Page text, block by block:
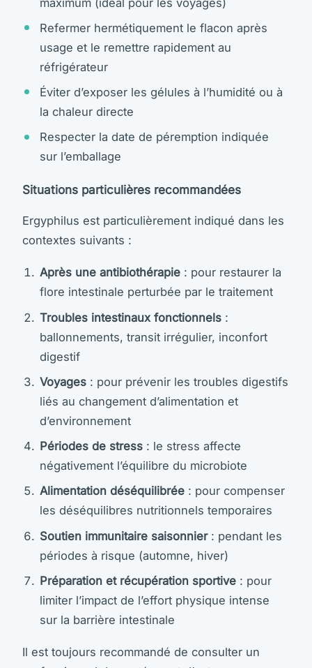
Refermer hermétiquement le flacon après
usage et le remettre rapidement au
réfrigérateur
Éviter d’exposer les gélules à l’humidité ou à
la chaleur directe
Respecter la date de péremption indiquée
sur l’emballage
Situations particulières recommandées
Ergyphilus est particulièrement indiqué dans les
contextes suivants :
Après une antibiothérapie : pour restaurer la
flore intestinale perturbée par le traitement
Troubles intestinaux fonctionnels :
ballonnements, transit irrégulier, inconfort
digestif
Voyages : pour prévenir les troubles digestifs
liés au changement d’alimentation et
d’environnement
Périodes de stress : le stress affecte
négativement l’équilibre du microbiote
Alimentation déséquilibrée : pour compenser
les déséquilibres nutritionnels temporaires
Soutien immunitaire saisonnier: pendant les
périodes à risque (automne, hiver)
Préparation et récupération sportive : pour
limiter l’impact de l’effort physique intense
sur la barrière intestinale
Il est toujours recommandé de consulter un